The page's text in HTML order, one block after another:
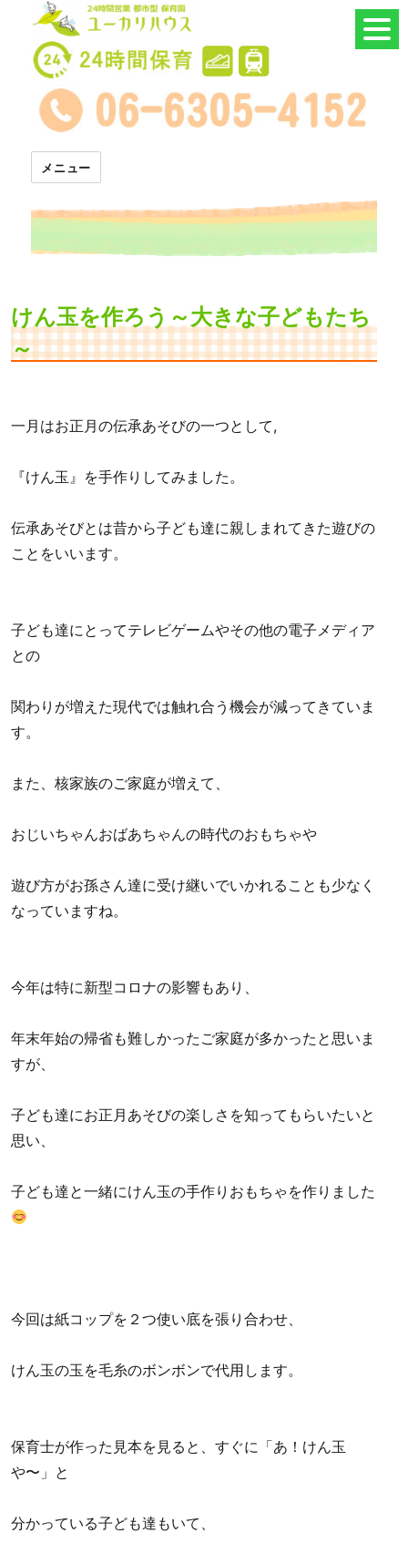
24時間託児所 ユーカリハウス
メニュー
けん玉を作ろう～大きな子どもたち
～
一月はお正月の伝承あそびの一つとして,
『けん玉』を手作りしてみました。
伝承あそびとは昔から子ども達に親しまれてきた遊びの
ことをいいます。
子ども達にとってテレビゲームやその他の電子メディア
との
関わりが増えた現代では触れ合う機会が減ってきていま
す。
また、核家族のご家庭が増えて、
おじいちゃんおばあちゃんの時代のおもちゃや
遊び方がお孫さん達に受け継いでいかれることも少なく
なっていますね。
今年は特に新型コロナの影響もあり、
年末年始の帰省も難しかったご家庭が多かったと思いま
すが、
子ども達にお正月あそびの楽しさを知ってもらいたいと
思い、
子ども達と一緒にけん玉の手作りおもちゃを作りました
今回は紙コップを２つ使い底を張り合わせ、
けん玉の玉を毛糸のボンボンで代用します。
保育士が作った見本を見ると、すぐに「あ！けん玉
や〜」と
分かっている子ども達もいて、